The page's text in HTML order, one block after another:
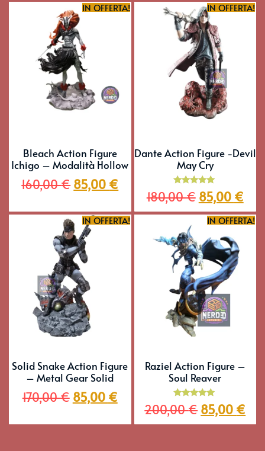
IN OFFERTA!
Bleach Action Figure
Ichigo – Modalità Hollow
160,00€ 85,00 €
IN OFFERTA!
Dante Action Figure -Devil
May Cry
Valutato
5.00
180,00€ 85,00 €
IN OFFERTA!
Solid Snake Action Figure
– Metal Gear Solid
170,00€ 85,00 €
IN OFFERTA!
Raziel Action Figure –
Soul Reaver
Valutato
5.00
200,00€ 85,00 €